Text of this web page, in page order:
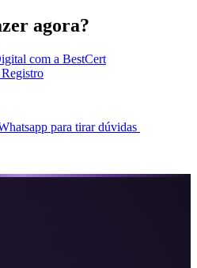
agora?
com a BestCert
para tirar dúvidas